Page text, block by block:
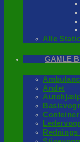
Alle
GAMLE
Andet